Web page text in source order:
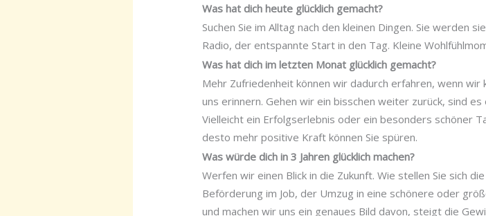
Was hat dich heute glücklich gemacht?
Suchen Sie im Alltag nach den kleinen Dingen. Sie werden
Radio, der entspannte Start in den Tag. Kleine
Was hat dich im letzten Monat glücklich gemacht?
Mehr Zufriedenheit können wir dadurch erfahren, wenn wir
uns erinnern. Gehen wir ein bisschen weiter zurück, sind
Vielleicht ein Erfolgserlebnis oder ein besonders schöner
desto mehr positive Kraft können Sie spüren.
Was würde dich in 3 Jahren glücklich machen?
Werfen wir einen Blick in die Zukunft. Wie stellen Sie sich
Beförderung im Job, der Umzug in eine schönere oder
und machen wir uns ein genaues Bild davon, steigt die